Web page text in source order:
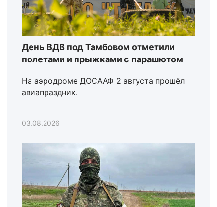
День ВДВ под Тамбовом отметили
полетами и прыжками с парашютом
На аэродроме ДОСААФ 2 августа прошёл
авиапраздник.
03.08.2026